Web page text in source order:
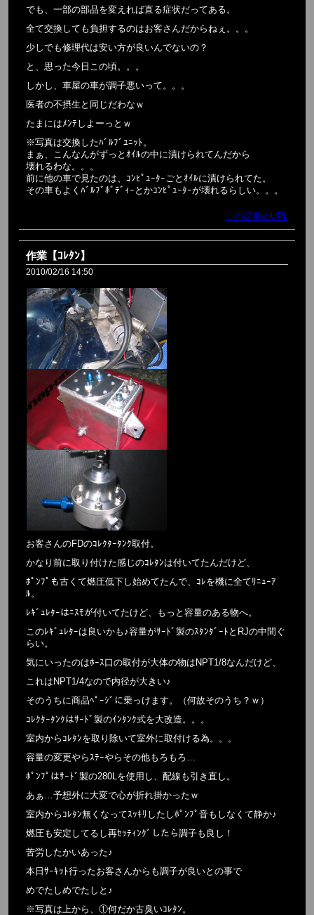
でも、一部の部品を変えれば直る症状だってある。
全て交換しても負担するのはお客さんだからねぇ。。。
少しでも修理代は安い方が良いんでないの？
と、思った今日この頃。。。
しかし、車屋の車が調子悪いって。。。
医者の不摂生と同じだわなｗ
たまにはﾒﾝﾃしよーっとｗ
※写真は交換したﾊﾞﾙﾌﾞﾕﾆｯﾄ。
まぁ、こんなんがずっとｵｲﾙの中に漬けられてんだから
壊れるわな。。。
前に他の車で見たのは、ｺﾝﾋﾟｭｰﾀｰごとｵｲﾙに漬けられてた。
その車もよくﾊﾞﾙﾌﾞﾎﾞﾃﾞｨｰとかｺﾝﾋﾟｭｰﾀｰが壊れるらしい。。。
この記事のURL
作業【ｺﾚﾀﾝ】
2010/02/16 14:50
お客さんのFDのｺﾚｸﾀｰﾀﾝｸ取付。
かなり前に取り付けた感じのｺﾚﾀﾝは付いてたんだけど、
ﾎﾟﾝﾌﾟも古くて燃圧低下し始めてたんで、ｺﾚを機に全てﾘﾆｭｰｱ
ﾙ。
ﾚｷﾞｭﾚﾀｰはﾆｽﾓが付いてたけど、もっと容量のある物へ。
このﾚｷﾞｭﾚﾀｰは良いかも♪容量がｻｰﾄﾞ製のｽﾀﾝﾀﾞｰﾄとRJの中間ぐ
らい。
気にいったのはﾎｰｽ口の取付が大体の物はNPT1/8なんだけど、
これはNPT1/4なので内径が大きい♪
そのうちに商品ﾍﾟｰｼﾞに乗っけます。（何故そのうち？ｗ）
ｺﾚｸﾀｰﾀﾝｸはｻｰﾄﾞ製のｲﾝﾀﾝｸ式を大改造。。。
室内からｺﾚﾀﾝを取り除いて室外に取付ける為。。。
容量の変更やらｽﾃｰやらその他もろもろ…
ﾎﾟﾝﾌﾟはｻｰﾄﾞ製の280Lを使用し、配線も引き直し。
あぁ…予想外に大変で心が折れ掛かったｗ
室内からｺﾚﾀﾝ無くなってｽｯｷﾘしたしﾎﾟﾝﾌﾟ音もしなくて静か♪
燃圧も安定してるし再ｾｯﾃｨﾝｸﾞしたら調子も良し！
苦労したかいあった♪
本日ｻｰｷｯﾄ行ったお客さんからも調子が良いとの事で
めでたしめでたしと♪
※写真は上から、①何だか古臭いｺﾚﾀﾝ。